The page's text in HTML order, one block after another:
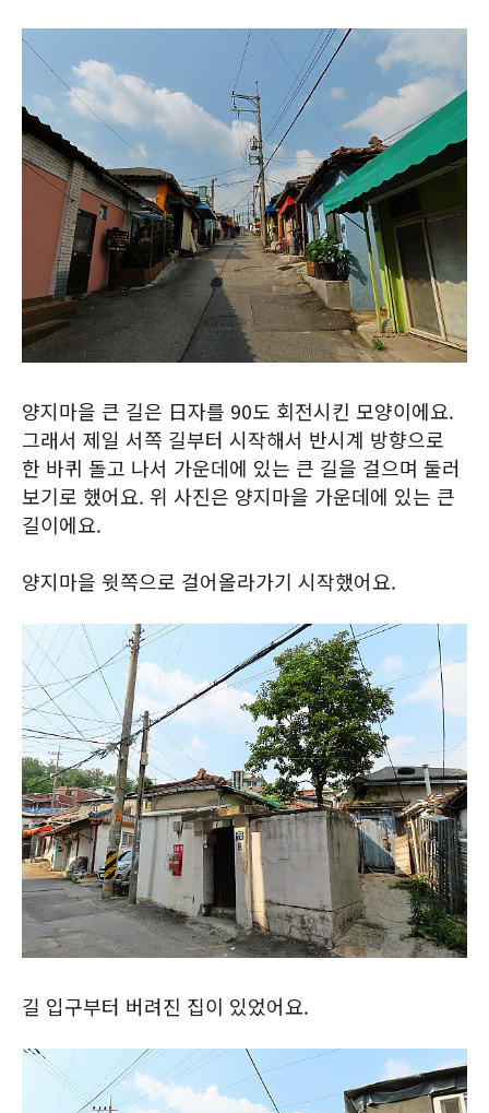
양지마을 큰 길은 日자를 90도 회전시킨 모양이에요.
그래서 제일 서쪽 길부터 시작해서 반시계 방향으로
한 바퀴 돌고 나서 가운데에 있는 큰 길을 걸으며 둘러
보기로 했어요. 위 사진은 양지마을 가운데에 있는 큰
길이에요.
양지마을 윗쪽으로 걸어올라가기 시작했어요.
길 입구부터 버려진 집이 있었어요.